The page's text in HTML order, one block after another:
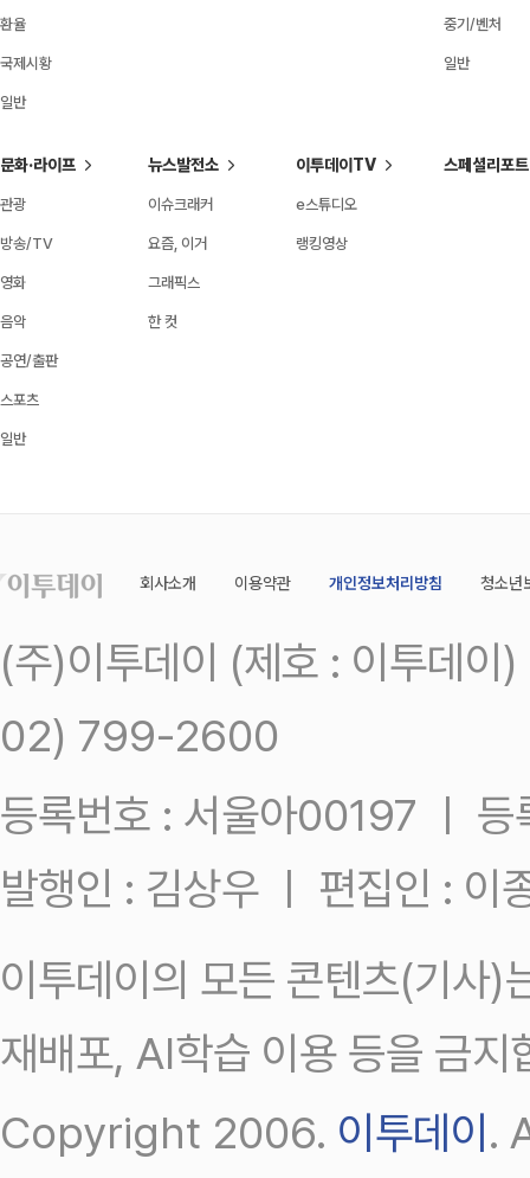
환율
국제시황
일반
중기/벤처
일반
문화·라이프
관광
방송/TV
영화
음악
공연/출판
스포츠
일반
뉴스발전소
이슈크래커
요즘, 이거
그래픽스
한 컷
이투데이TV
e스튜디오
랭킹영상
스페셜리포트
회사소개 이용약관 개인정보처리방침 청소년
(주)이투데이 (제호 : 이투데
02) 799-2600
등록번호 : 서울아00197 ㅣ
발행인 : 김상우 ㅣ 편집인 : 이
이투데이의 모든 콘텐츠(기사)
재배포, AI학습 이용 등을 금지
Copyright 2006. 이투데이 .